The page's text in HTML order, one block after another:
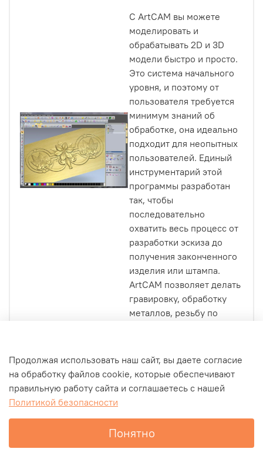
Получить коммерческое предложение
С ArtCAM вы можете
моделировать и
обрабатывать 2D и 3D
модели быстро и просто.
Это система начального
уровня, и поэтому от
пользователя требуется
минимум знаний об
обработке, она идеально
подходит для неопытных
пользователей. Единый
инструментарий этой
программы разработан
так, чтобы
последовательно
охватить весь процесс от
разработки эскиза до
получения законченного
изделия или штампа.
ArtCAM позволяет делать
гравировку, обработку
металлов, резьбу по
Характеристики
Отзывы
Продолжая использовать наш сайт, вы даете согласие
на обработку файлов cookie, которые обеспечивают
правильную работу сайта и соглашаетесь с нашей
Политикой безопасности
Понятно